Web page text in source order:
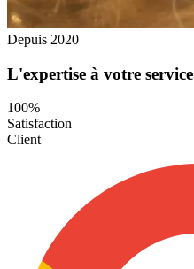
Depuis 2020
L'expertise à votre service
100%
Satisfaction
Client